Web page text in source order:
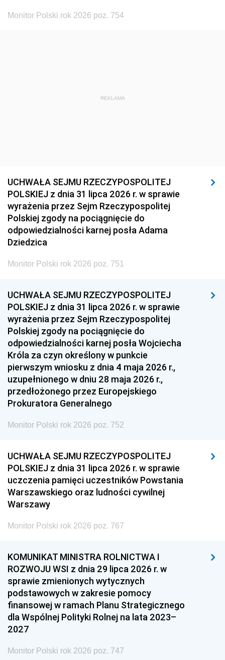
Monitor Polski rok 2026 poz. 754
REKLAMA
UCHWAŁA SEJMU RZECZYPOSPOLITEJ
POLSKIEJ z dnia 31 lipca 2026 r. w sprawie
wyrażenia przez Sejm Rzeczypospolitej
Polskiej zgody na pociągnięcie do
odpowiedzialności karnej posła Adama
Dziedzica
Monitor Polski rok 2026 poz. 751
UCHWAŁA SEJMU RZECZYPOSPOLITEJ
POLSKIEJ z dnia 31 lipca 2026 r. w sprawie
wyrażenia przez Sejm Rzeczypospolitej
Polskiej zgody na pociągnięcie do
odpowiedzialności karnej posła Wojciecha
Króla za czyn określony w punkcie
pierwszym wniosku z dnia 4 maja 2026 r.,
uzupełnionego w dniu 28 maja 2026 r.,
przedłożonego przez Europejskiego
Prokuratora Generalnego
Monitor Polski rok 2026 poz. 752
UCHWAŁA SEJMU RZECZYPOSPOLITEJ
POLSKIEJ z dnia 31 lipca 2026 r. w sprawie
uczczenia pamięci uczestników Powstania
Warszawskiego oraz ludności cywilnej
Warszawy
Monitor Polski rok 2026 poz. 767
KOMUNIKAT MINISTRA ROLNICTWA I
ROZWOJU WSI z dnia 29 lipca 2026 r. w
sprawie zmienionych wytycznych
podstawowych w zakresie pomocy
finansowej w ramach Planu Strategicznego
dla Wspólnej Polityki Rolnej na lata 2023–
2027
Monitor Polski rok 2026 poz. 747